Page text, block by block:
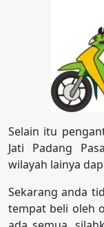
Selain itu
Jati Padang
wilayah lainya
Sekarang anda
tempat beli oleh